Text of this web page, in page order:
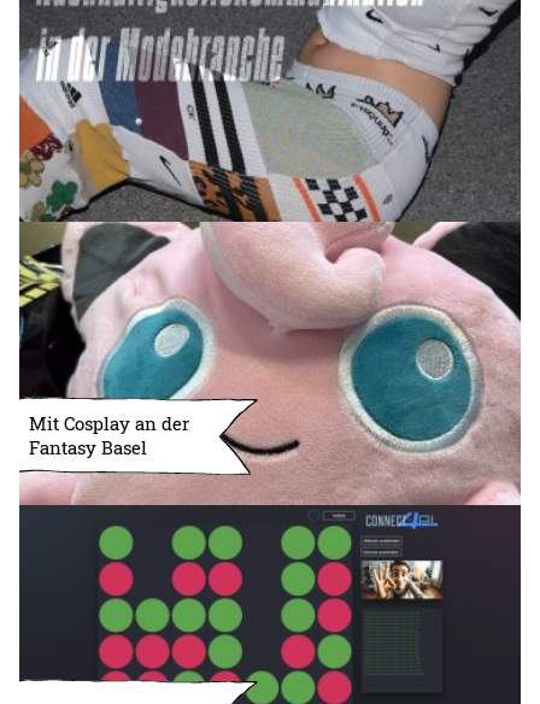
Mit Cosplay an der
Fantasy Basel